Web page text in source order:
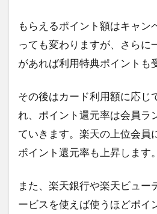
もらえるポイント額はキャン
っても変わりますが、さらに
があれば利用特典ポイントも
その後はカード利用額に応じ
れ、ポイント還元率は会員ラ
ていきます。楽天の上位会員
ポイント還元率も上昇します。
また、楽天銀行や楽天ビュー
ービスを使えば使うほどポイ